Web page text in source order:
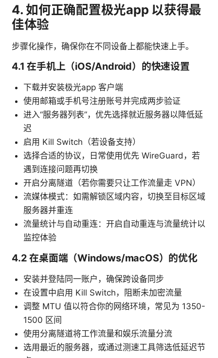
4. 如何正确配置极光app 以获得最
佳体验
步骤化操作，确保你在不同设备上都能快速上手。
4.1 在手机上（iOS/Android）的快速设置
下载并安装极光app 客户端
使用邮箱或手机号注册账号并完成两步验证
进入“服务器列表”，优先选择就近服务器以降低延
迟
启用 Kill Switch（若设备支持）
选择合适的协议，日常使用优先 WireGuard，若
遇到连接问题再切换
开启分离隧道（若你需要只让工作流量走 VPN）
流媒体模式：如需解锁区域内容，切换至目标区域
服务器并重连
流量统计与自动重连：开启自动重连与流量统计以
监控体验
4.2 在桌面端（Windows/macOS）的优化
安装并登陆同一账户，确保跨设备同步
在设置中启用 Kill Switch，阻断未加密流量
调整 MTU 值以符合你的网络环境，常见为 1350-
1500 区间
使用分离隧道将工作流量和娱乐流量分流
选用最近的服务器，或通过测速工具筛选低延迟节